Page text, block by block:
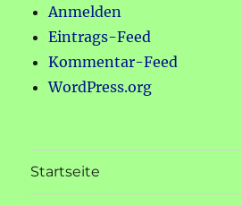
Anmelden
Eintrags-Feed
Kommentar-Feed
WordPress.org
Startseite